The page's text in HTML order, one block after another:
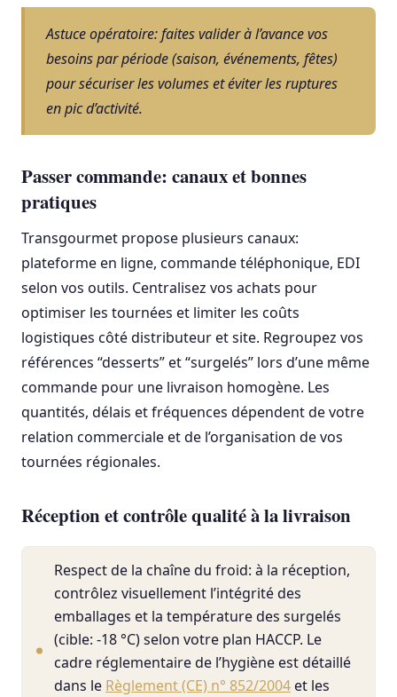
Astuce opératoire: faites valider à l’avance vos
besoins par période (saison, événements, fêtes)
pour sécuriser les volumes et éviter les ruptures
en pic d’activité.
Passer commande: canaux et bonnes
pratiques
Transgourmet propose plusieurs canaux:
plateforme en ligne, commande téléphonique, EDI
selon vos outils. Centralisez vos achats pour
optimiser les tournées et limiter les coûts
logistiques côté distributeur et site. Regroupez vos
références “desserts” et “surgelés” lors d’une même
commande pour une livraison homogène. Les
quantités, délais et fréquences dépendent de votre
relation commerciale et de l’organisation de vos
tournées régionales.
Réception et contrôle qualité à la livraison
Respect de la chaîne du froid: à la réception,
contrôlez visuellement l’intégrité des
emballages et la température des surgelés
(cible: -18 °C) selon votre plan HACCP. Le
cadre réglementaire de l’hygiène est détaillé
dans le Règlement (CE) n° 852/2004 et les